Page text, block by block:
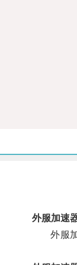
外服加速
外服加